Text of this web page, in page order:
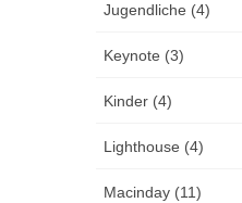
Jugendliche (4)
Keynote (3)
Kinder (4)
Lighthouse (4)
Macinday (11)